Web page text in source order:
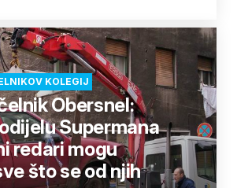
KOLEGIJ
Obersnel:
Supermana
redari mogu
što se od njih